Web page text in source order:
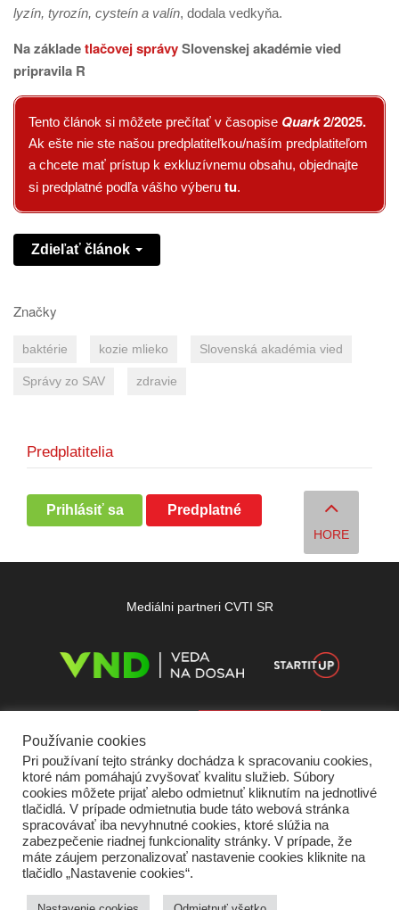
lyzín, tyrozín, cysteín a valín, dodala vedkyňa.
Na základetlačovej správySlovenskej akadémie vied
pripravila R
Tento článok si môžete prečítať v časopise Quark2/2025.
Ak ešte nie ste našou predplatiteľkou/naším predplatiteľom
a chcete mať prístup k exkluzívnemu obsahu, objednajte
si predplatné podľa vášho výberu tu.
Zdieľať článok
Značky
baktérie kozie mlieko Slovenská akadémia vied
Správy zo SAV zdravie
Predplatitelia
Prihlásiť sa Predplatné
HORE
Mediálni partneri CVTI SR
Domov O nás Kontakt Vydavateľ
Podmienky používania
Ochrana súkromia Štatút súťaží
Používanie cookies
Pri používaní tejto stránky dochádza k spracovaniu cookies,
ktoré nám pomáhajú zvyšovať kvalitu služieb. Súbory
cookies môžete prijať alebo odmietnuť kliknutím na jednotlivé
tlačidlá. V prípade odmietnutia bude táto webová stránka
spracovávať iba nevyhnutné cookies, ktoré slúžia na
zabezpečenie riadnej funkcionality stránky. V prípade, že
máte záujem perzonalizovať nastavenie cookies kliknite na
tlačidlo „Nastavenie cookies“.